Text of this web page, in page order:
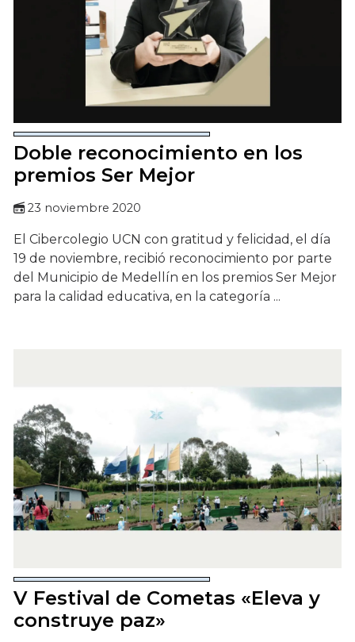
Doble reconocimiento en los
premios Ser Mejor
23 noviembre 2020
El Cibercolegio UCN con gratitud y felicidad, el día
19 de noviembre, recibió reconocimiento por parte
del Municipio de Medellín en los premios Ser Mejor
para la calidad educativa, en la categoría ...
V Festival de Cometas «Eleva y
construye paz»